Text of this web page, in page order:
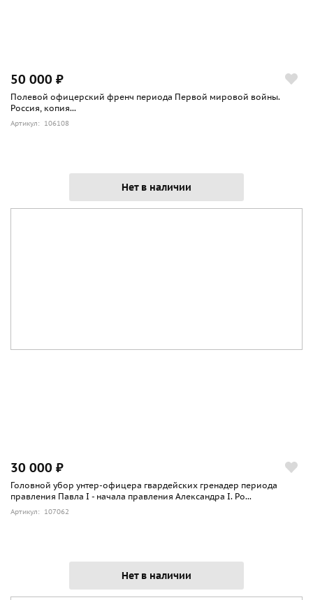
50 000 ₽
Полевой офицерский френч периода Первой мировой войны.
Россия, копия...
Артикул: 106108
Нет в наличии
30 000 ₽
Головной убор унтер-офицера гвардейских гренадер периода
правления Павла I - начала правления Александра I. Ро...
Артикул: 107062
Нет в наличии